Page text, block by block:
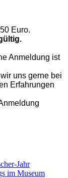
Euro.
Anmeldung ist
uns gerne bei
Erfahrungen
Jahr
im Museum